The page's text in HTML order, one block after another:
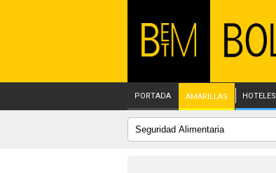
PORTADA AMARILLAS HOTELES